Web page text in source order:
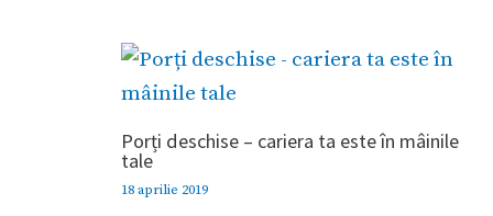
Porți deschise – cariera ta este în mâinile
tale
18 aprilie 2019